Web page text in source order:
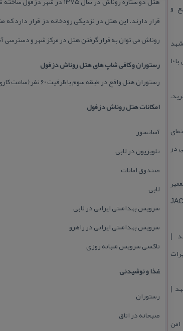
و
| عیب‌یابی حرفه‌ای و امداد فوری با ۱۰
در
تخصصی و عیب‌یابی خودروهای JAC
|
|
قرار دارند. این هتل در نزدیكی رودخانه دز قرار دارد
روناش می توان به قرار گرفتن هتل در مركز شهر و دسترسی
رستوران و كافی شاپ های هتل روناش دزفول
رستوران هتل واقع در طبقه سوم با ظرفیت ۶۰ نفر (ساعت كاری: صبحانه: ۸:۰۰ الی ۹:۰۰ ، نهار: ۱۳:۰۰ الی ۱۵:۰۰ ، شام: ۲۰:۳۰ الی ۲۲:۰۰)
امكانات هتل روناش دزفول
آسانسور
تلویزیون در لابی
صندوق امانات
لابی
سرویس بهداشتی ایرانی در لابی
سرویس بهداشتی ایرانی در راهرو
تاكسی سرویس شبانه روزی
غذا و نوشیدنی
رستوران
صبحانه در اتاق